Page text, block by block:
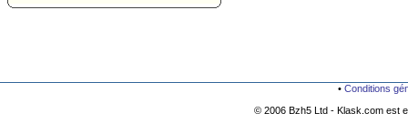
• Conditions
© 2006 Bzh5 Ltd - Klask.com est